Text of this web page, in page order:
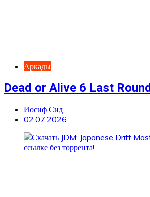
Аркады
Dead or Alive 6 Last Round
Иосиф Сид
02.07.2026